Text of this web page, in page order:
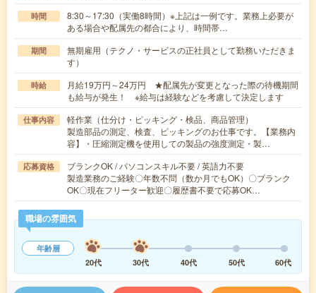
時間
8:30～17:30（実働8時間）※上記は一例です。業務上必要が
ある場合や配属先の都合により、時間帯…
期間
無期雇用（テクノ・サービスの正社員として勤務いただきま
す）
時給
月給19万円～24万円 ★配属先が変更となった際の待機期間
も給与が発生！ ※給与は経験などを考慮して決定します
仕事内容
軽作業（仕分け・ピッキング・検品、商品管理）
製造部品の測定、検査、ピッキングのお仕事です。【業務内
容】・圧縮測定機を使用しての製品の強度測定・製…
応募資格
ブランクOK / パソコンスキル不要 / 英語力不要
製造業務のご経験〇年数不問（数か月でもOK）〇ブランク
OK〇現在フリーター歓迎〇履歴書不要で応募OK…
職場の雰囲気
年齢層
20代
30代 40代 50代 60代